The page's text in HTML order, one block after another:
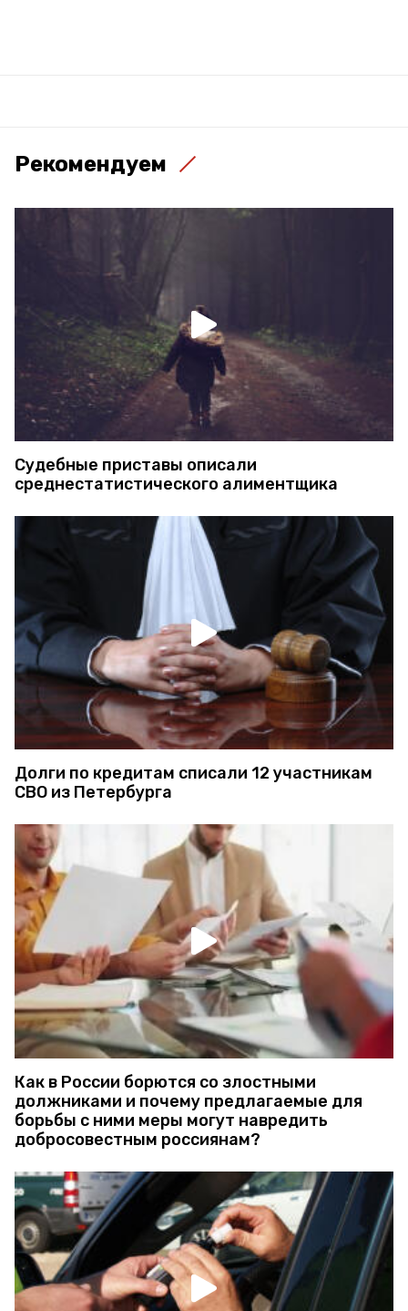
Рекомендуем
Судебные приставы описали
среднестатистического алиментщика
Долги по кредитам списали 12 участникам
СВО из Петербурга
Как в России борются со злостными
должниками и почему предлагаемые для
борьбы с ними меры могут навредить
добросовестным россиянам?